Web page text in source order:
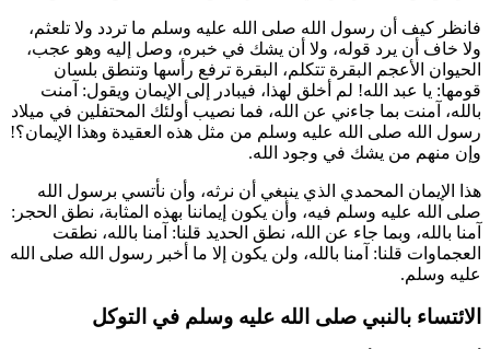
فانظر كيف أن رسول الله صلى الله عليه وسلم ما تردد ولا تلعثم،
ولا خاف أن يرد قوله، ولا أن يشك في خبره، وصل إليه وهو عجب،
الحيوان الأعجم البقرة تتكلم، البقرة ترفع رأسها وتنطق بلسان
قومها: يا عبد الله! لم أخلق لهذا، فيبادر إلى الإيمان ويقول: آمنت
بالله، آمنت بما جاءني عن الله، فما نصيب أولئك المحتفلين في ميلاد
رسول الله صلى الله عليه وسلم من مثل هذه العقيدة وهذا الإيمان؟!
وإن منهم من يشك في وجود الله.
هذا الإيمان المحمدي الذي ينبغي أن نرثه، وأن نأتسي برسول الله
صلى الله عليه وسلم فيه، وأن يكون إيماننا بهذه المثابة، نطق الحجر:
آمنا بالله، وبما جاء عن الله، نطق الحديد قلنا: آمنا بالله، نطقت
العجماوات قلنا: آمنا بالله، ولن يكون إلا ما أخبر رسول الله صلى الله
عليه وسلم.
الائتساء بالنبي صلى الله عليه وسلم في التوكل